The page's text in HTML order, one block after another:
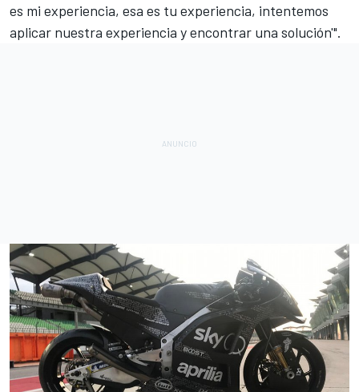
es mi experiencia, esa es tu experiencia, intentemos
aplicar nuestra experiencia y encontrar una solución'".